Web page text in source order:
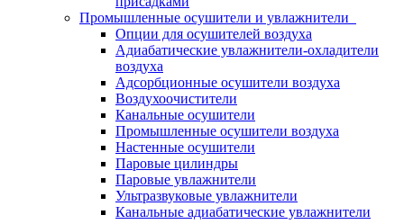
Промышленные осушители и увлажнители
Опции для осушителей воздуха
Адиабатические увлажнители-охладители
воздуха
Адсорбционные осушители воздуха
Воздухоочистители
Канальные осушители
Промышленные осушители воздуха
Настенные осушители
Паровые цилиндры
Паровые увлажнители
Ультразвуковые увлажнители
Канальные адиабатические увлажнители